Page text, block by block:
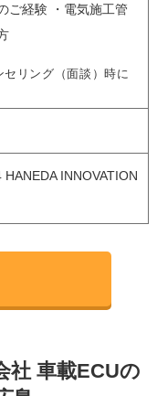
ご経験 ・電気施工管
リング（面談）時に
INNOVATION
社 車載ECUの